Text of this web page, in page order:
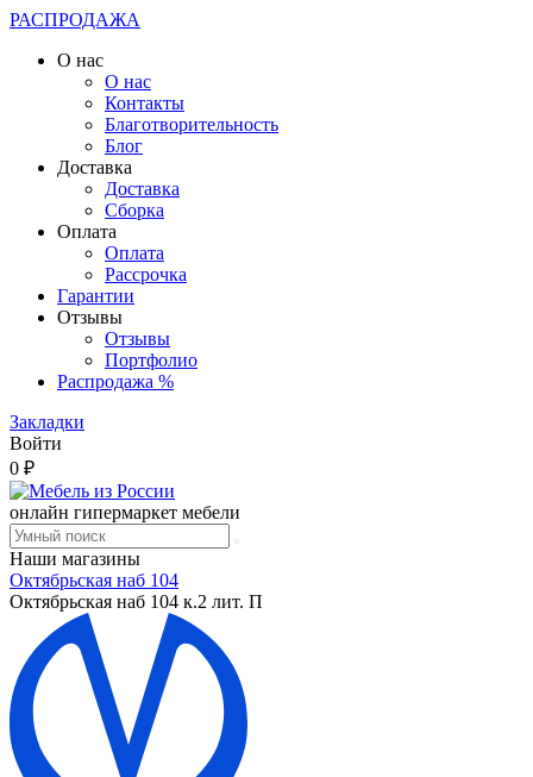
РАСПРОДАЖА
О нас
О нас
Контакты
Благотворительность
Блог
Доставка
Доставка
Сборка
Оплата
Оплата
Рассрочка
Гарантии
Отзывы
Отзывы
Портфолио
Распродажа %
Закладки
Войти
0 ₽
онлайн гипермаркет мебели
Наши магазины
Октябрьская наб 104
Октябрьская наб 104 к.2 лит. П